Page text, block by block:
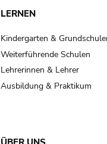
LERNEN
Kindergarten &
Weiterführende Schulen
Lehrerinnen & Lehrer
Ausbildung & Praktikum